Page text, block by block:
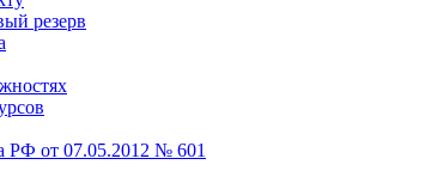
резерв
РФ от 07.05.2012 № 601